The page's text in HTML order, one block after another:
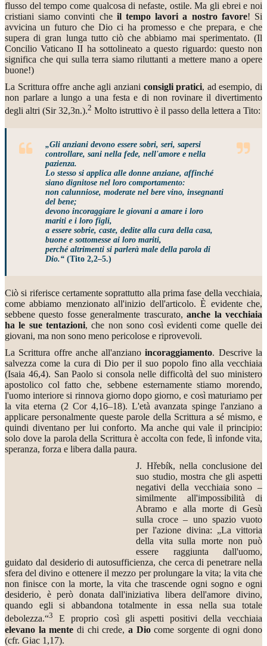
flusso del tempo come qualcosa di nefaste, ostile. Ma gli ebrei e noi
cristiani siamo convinti che il tempo lavori a nostro favore! Si
avvicina un futuro che Dio ci ha promesso e che prepara, e che
supera di gran lunga tutto ciò che abbiamo mai sperimentato. (Il
Concilio Vaticano II ha sottolineato a questo riguardo: questo non
significa che qui sulla terra siamo riluttanti a mettere mano a opere
buone!)
La Scrittura offre anche agli anziani consigli pratici, ad esempio, di
non parlare a lungo a una festa e di non rovinare il divertimento
degli altri (Sir 32,3n.).2 Molto istruttivo è il passo della lettera a Tito:
„Gli anziani devono essere sobri, seri, sapersi
controllare, sani nella fede, nell'amore e nella
pazienza.
Lo stesso si applica alle donne anziane, affinché
siano dignitose nel loro comportamento:
non calunniose, moderate nel bere vino, insegnanti
del bene;
devono incoraggiare le giovani a amare i loro
mariti e i loro figli,
a essere sobrie, caste, dedite alla cura della casa,
buone e sottomesse ai loro mariti,
perché altrimenti si parlerà male della parola di
Dio.“ (Tito 2,2–5.)
Ciò si riferisce certamente soprattutto alla prima fase della vecchiaia,
come abbiamo menzionato all'inizio dell'articolo. È evidente che,
sebbene questo fosse generalmente trascurato,anche la vecchiaia
ha le sue tentazioni, che non sono così evidenti come quelle dei
giovani, ma non sono meno pericolose e riprovevoli.
La Scrittura offre anche all'anzianoincoraggiamento. Descrive la
salvezza come la cura di Dio per il suo popolo fino alla vecchiaia
(Isaia 46,4). San Paolo si consola nelle difficoltà del suo ministero
apostolico col fatto che, sebbene esternamente stiamo morendo,
l'uomo interiore si rinnova giorno dopo giorno, e così maturiamo per
la vita eterna (2 Cor 4,16–18). L'età avanzata spinge l'anziano a
applicare personalmente queste parole della Scrittura a sé mismo, e
quindi diventano per lui conforto. Ma anche qui vale il principio:
solo dove la parola della Scrittura è accolta con fede, lì infonde vita,
speranza, forza e libera dalla paura.
J. Hřebík, nella conclusione del
suo studio, mostra che gli aspetti
negativi della vecchiaia sono –
similmente all'impossibilità di
Abramo e alla morte di Gesù
sulla croce – uno spazio vuoto
per l'azione divina: „La vittoria
della vita sulla morte non può
essere raggiunta dall'uomo,
guidato dal desiderio di autosufficienza, che cerca di penetrare nella
sfera del divino e ottenere il mezzo per prolungare la vita; la vita che
non finisce con la morte, la vita che trascende ogni sogno e ogni
desiderio, è però donata dall'iniziativa libera dell'amore divino,
quando egli si abbandona totalmente in essa nella sua totale
debolezza.“3
E proprio così gli aspetti positivi della vecchiaia
elevano la mente di chi crede,a Diocome sorgente di ogni dono
(cfr. Giac 1,17).